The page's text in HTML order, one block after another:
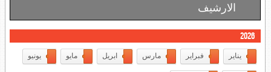
الارشيف
2026
يناير فبراير مارس ابريل مايو يونيو